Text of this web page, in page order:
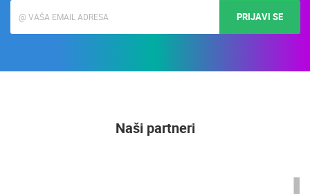
PRIJAVI SE
Naši partneri